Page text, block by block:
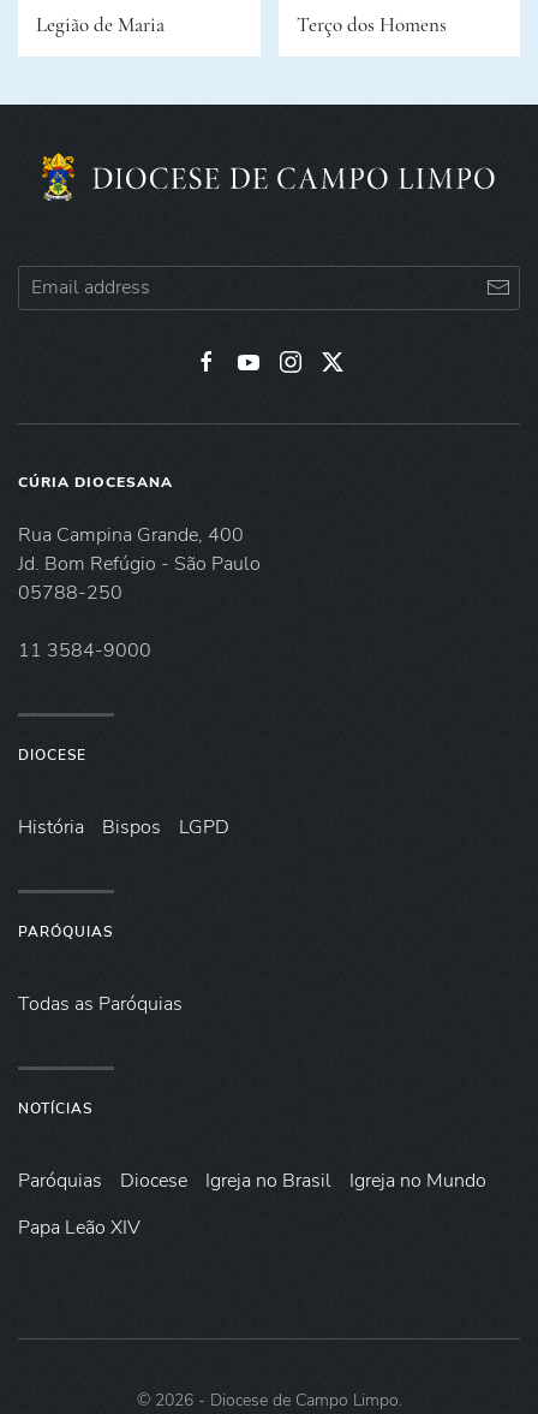
Legião de Maria Terço dos Homens
CÚRIA DIOCESANA
Rua Campina Grande, 400
Jd. Bom Refúgio - São Paulo
05788-250
11 3584-9000
DIOCESE
História Bispos LGPD
PARÓQUIAS
Todas as Paróquias
NOTÍCIAS
Paróquias Diocese Igreja no Brasil
Igreja no Mundo
Papa Leão XIV
© 2026- Diocese de Campo Limpo.